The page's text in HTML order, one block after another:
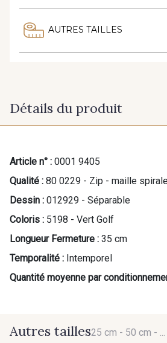
AUTRES TAILLES
Détails du produit
Article n° : 0001 9405
Qualité : 80 0229 - Zip - maille
Dessin : 012929 - Séparable
Coloris : 5198 - Vert Golf
Longueur Fermeture : 35 cm
Temporalité : Intemporel
Quantité moyenne par
Autres tailles25 cm - 50 cm -